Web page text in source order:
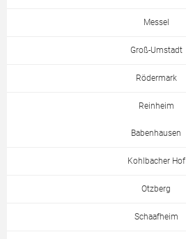
Messel
Groß-Umstadt
Rödermark
Reinheim
Babenhausen
Kohlbacher Hof
Otzberg
Schaafheim